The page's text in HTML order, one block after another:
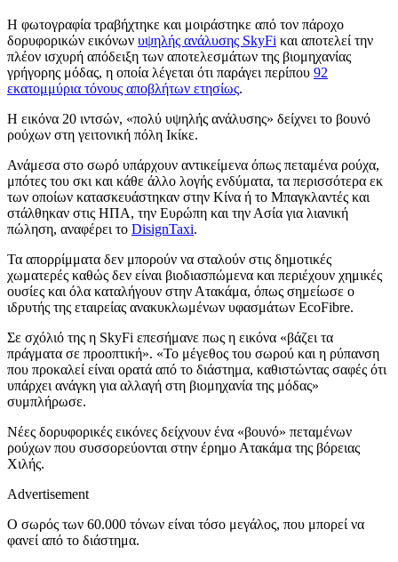
Η φωτογραφία τραβήχτηκε και μοιράστηκε από τον πάροχο
δορυφορικών εικόνων υψηλής ανάλυσης SkyFi και αποτελεί την
πλέον ισχυρή απόδειξη των αποτελεσμάτων της βιομηχανίας
γρήγορης μόδας, η οποία λέγεται ότι παράγει περίπου 92
εκατομμύρια τόνους αποβλήτων ετησίως.
Η εικόνα 20 ιντσών, «πολύ υψηλής ανάλυσης» δείχνει το βουνό
ρούχων στη γειτονική πόλη Ικίκε.
Ανάμεσα στο σωρό υπάρχουν αντικείμενα όπως πεταμένα ρούχα,
μπότες του σκι και κάθε άλλο λογής ενδύματα, τα περισσότερα εκ
των οποίων κατασκευάστηκαν στην Κίνα ή το Μπαγκλαντές και
στάλθηκαν στις ΗΠΑ, την Ευρώπη και την Ασία για λιανική
πώληση, αναφέρει το DisignTaxi.
Τα απορρίμματα δεν μπορούν να σταλούν στις δημοτικές
χωματερές καθώς δεν είναι βιοδιασπώμενα και περιέχουν χημικές
ουσίες και όλα καταλήγουν στην Ατακάμα, όπως σημείωσε ο
ιδρυτής της εταιρείας ανακυκλωμένων υφασμάτων EcoFibre.
Σε σχόλιό της η SkyFi επεσήμανε πως η εικόνα «βάζει τα
πράγματα σε προοπτική». «Το μέγεθος του σωρού και η ρύπανση
που προκαλεί είναι ορατά από το διάστημα, καθιστώντας σαφές ότι
υπάρχει ανάγκη για αλλαγή στη βιομηχανία της μόδας»
συμπλήρωσε.
Νέες δορυφορικές εικόνες δείχνουν ένα «βουνό» πεταμένων
ρούχων που συσσορεύονται στην έρημο Ατακάμα της βόρειας
Χιλής.
Advertisement
Ο σωρός των 60.000 τόνων είναι τόσο μεγάλος, που μπορεί να
φανεί από το διάστημα.